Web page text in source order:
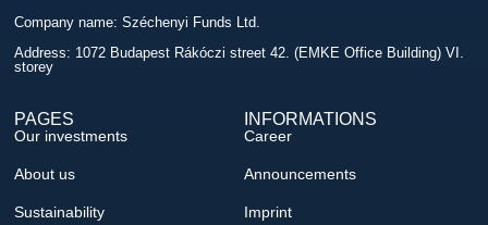
Company name: Széchenyi Funds Ltd.
Address: 1072 Budapest Rákóczi street 42. (EMKE Office Building) VI.
storey
PAGES
Our investments
About us
Sustainability
INFORMATIONS
Career
Announcements
Imprint